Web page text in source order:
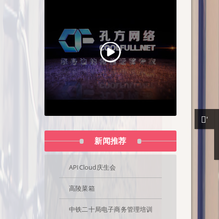
新闻推荐
APICloud庆生会
高陵菜箱
中铁二十局电子商务管理培训